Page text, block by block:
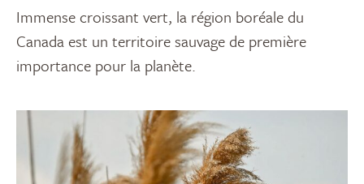
Immense croissant vert, la région boréale du
Canada est un territoire sauvage de première
importance pour la planète.